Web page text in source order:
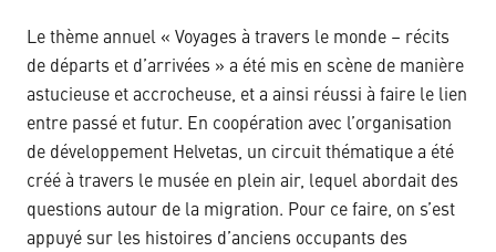
Le thème annuel « Voyages à travers le monde – récits
de départs et d’arrivées » a été mis en scène de manière
astucieuse et accrocheuse, et a ainsi réussi à faire le lien
entre passé et futur. En coopération avec l’organisation
de développement Helvetas, un circuit thématique a été
créé à travers le musée en plein air, lequel abordait des
questions autour de la migration. Pour ce faire, on s’est
appuyé sur les histoires d’anciens occupants des